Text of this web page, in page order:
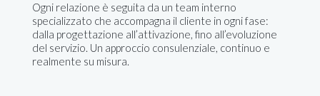
Ogni relazione è seguita da un team interno
specializzato che accompagna il cliente in ogni fase:
dalla progettazione all’attivazione, fino all’evoluzione
del servizio. Un approccio consulenziale, continuo e
realmente su misura.